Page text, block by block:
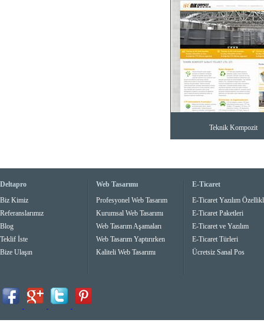
Teknik Kompozit
Deltapro
Biz Kimiz
Referanslarımız
Blog
Teklif İste
Bize Ulaşın
Web Tasarımı
Profesyonel Web Tasarım
Kurumsal Web Tasarımı
Web Tasarım Aşamaları
Web Tasarım Yaptırırken
Kaliteli Web Tasarımı
E-Ticaret
E-Ticaret Yazılım
E-Ticaret Paketleri
E-Ticaret ve Yazılım
E-Ticaret Türleri
Ücretsiz Sanal Pos